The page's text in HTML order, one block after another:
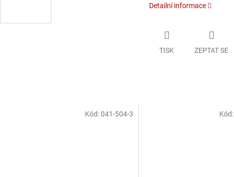
Detailní informace
TISK ZEPTAT SE
Kód:041-504-3 Kód: